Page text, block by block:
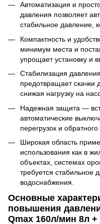
Автоматизация и
давления позволяет
стабильное давление,
Компактность и
минимум места и
упрощает установку и
Стабилизация
предотвращает
снижая нагрузку на
Надежная защита —
автоматические
перегрузок и
Широкая область
использования как в
объектах, системах
требуется стабильное
водоснабжения.
Основные
повышения
Qmax 160л/мин 8л